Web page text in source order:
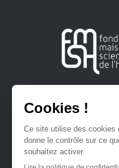
Créée en
soutient la
sciences